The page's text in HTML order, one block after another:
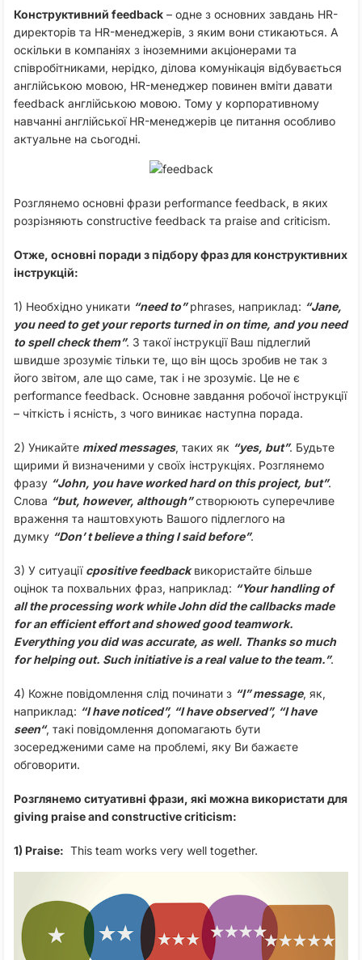
Конструктивний feedback – одне з основних завдань HR-
директорів та HR-менеджерів, з яким вони стикаються. А
оскільки в компаніях з іноземними акціонерами та
співробітниками, нерідко, ділова комунікація відбувається
англійською мовою, HR-менеджер повинен вміти давати
feedback англійською мовою. Тому у корпоративному
навчанні англійської HR-менеджерів це питання особливо
актуальне на сьогодні.
Розглянемо основні фрази performance feedback, в яких
розрізняють constructive feedback та praise and criticism.
Отже, основні поради з підбору фраз для конструктивних
інструкцій:
1) Необхідно уникати “need to”phrases, наприклад: “Jane,
you need to get your reports turned in on time, and you need
to spell check them”. З такої інструкції Ваш підлеглий
швидше зрозуміє тільки те, що він щось зробив не так з
його звітом, але що саме, так і не зрозуміє. Це не є
performance feedback. Основне завдання робочої інструкції
– чіткість і ясність, з чого виникає наступна порада.
2) Уникайте mixed messages, таких як “yes, but”. Будьте
щирими й визначеними у своїх інструкціях. Розглянемо
фразу “John, you have worked hard on this project, but”.
Слова “but, however, although”створюють суперечливе
враження та наштовхують Вашого підлеглого на
думку “Don’ t believe a thing I said before”.
3) У ситуації сpositive feedbackвикористайте більше
оцінок та похвальних фраз, наприклад: “Your handling of
all the processing work while John did the callbacks made
for an efficient effort and showed good teamwork.
Everything you did was accurate, as well. Thanks so much
for helping out. Such initiative is a real value to the team.”.
4) Кожне повідомлення слід починати з “I” message, як,
наприклад: “I have noticed”, “I have observed”, “I have
seen“, такі повідомлення допомагають бути
зосередженими саме на проблемі, яку Ви бажаєте
обговорити.
Розглянемо ситуативні фрази, які можна використати для
giving praise and constructive criticism:
1) Praise: This team works very well together.